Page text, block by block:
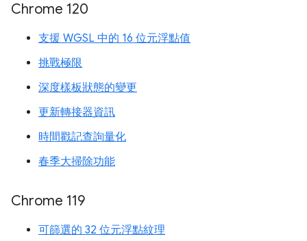
Chrome 120
支援 WGSL 中的 16 位元浮點值
挑戰極限
深度樣板狀態的變更
更新轉接器資訊
時間戳記查詢量化
春季大掃除功能
Chrome 119
可篩選的 32 位元浮點紋理